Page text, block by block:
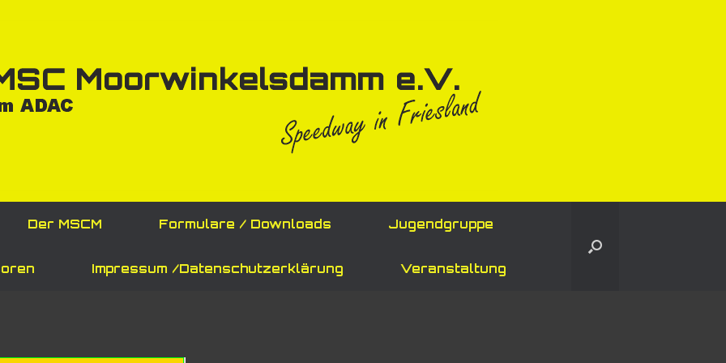
Der MSCM Formulare / Downloads Jugendgruppe
Impressum /Datenschutzerklärung Veranstaltung